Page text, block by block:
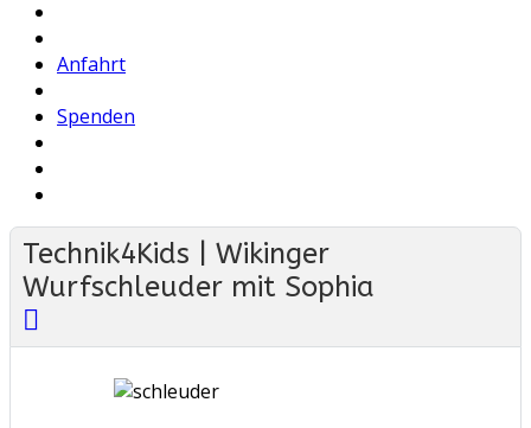
Anfahrt
Spenden
Technik4Kids | Wikinger
Wurfschleuder mit Sophia